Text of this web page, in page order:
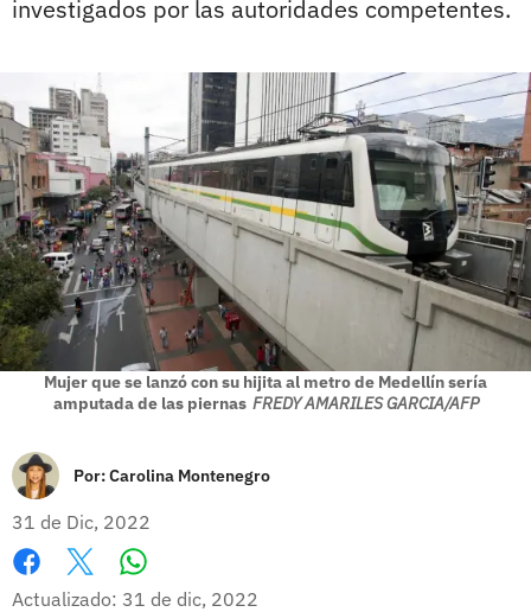
investigados por las autoridades competentes.
Mujer que se lanzó con su hijita al metro de Medellín sería
amputada de las piernas FREDY AMARILES GARCIA/AFP
Por:Carolina Montenegro
31 de Dic, 2022
Facebook
X
Actualizado: 31 de dic, 2022